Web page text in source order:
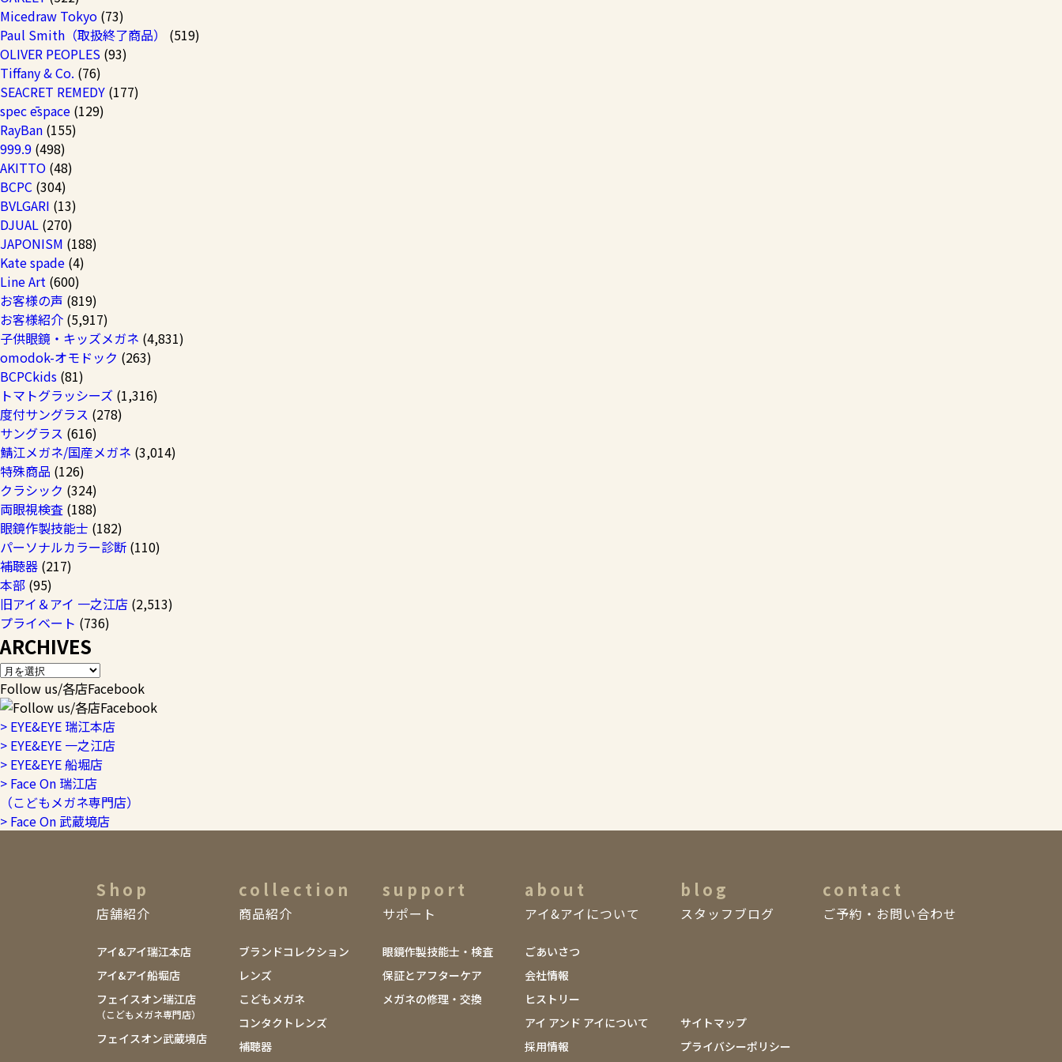
Micedraw Tokyo (73)
Paul Smith（取扱終了商品）
(519)
OLIVER PEOPLES (93)
Tiffany & Co. (76)
SEACRET REMEDY (177)
spec ēspace (129)
RayBan (155)
999.9 (498)
AKITTO (48)
BCPC (304)
BVLGARI (13)
DJUAL (270)
JAPONISM (188)
Kate spade (4)
Line Art (600)
お客様の声 (819)
お客様紹介 (5,917)
子供眼鏡・キッズメガネ (4,831)
omodok-オモドック (263)
BCPCkids (81)
トマトグラッシーズ (1,316)
度付サングラス (278)
サングラス (616)
鯖江メガネ/国産メガネ (3,014)
特殊商品 (126)
クラシック (324)
両眼視検査 (188)
眼鏡作製技能士 (182)
パーソナルカラー診断 (110)
補聴器 (217)
本部 (95)
旧アイ＆アイ 一之江店 (2,513)
プライベート (736)
ARCHIVES
Follow us/各店Facebook
> EYE&EYE 瑞江本店
> EYE&EYE 一之江店
> EYE&EYE 船堀店
> Face On 瑞江店
（こどもメガネ専門店）
> Face On 武蔵境店
Shop
店舗紹介
アイ&アイ瑞江本店
アイ&アイ船堀店
フェイスオン瑞江店
（こどもメガネ専門店）
フェイスオン武蔵境店
collection
商品紹介
ブランドコレクション
レンズ
こどもメガネ
コンタクトレンズ
補聴器
support
サポート
眼鏡作製技能士・検査
保証とアフターケア
メガネの修理・交換
about
アイ&アイについて
ごあいさつ
会社情報
ヒストリー
アイ アンド アイについて
採用情報
blog
スタッフブログ
サイトマップ
プライバシーポリシー
contact
ご予約・お問い合わせ